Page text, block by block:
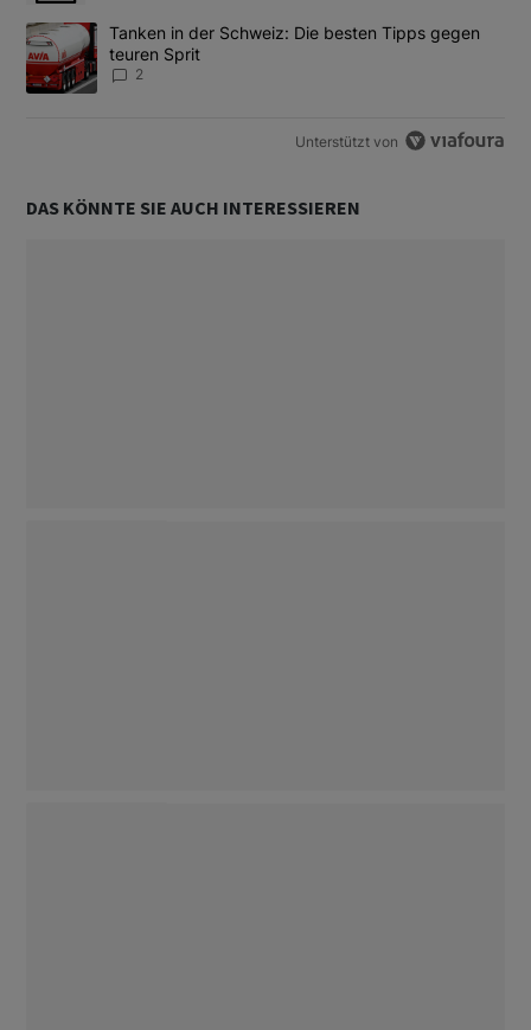
Ein Trendartikel mit dem Titel "Tanken in der Schweiz: Die
Tanken in der Schweiz: Die besten Tipps gegen
teuren Sprit
2
Unterstützt von
DAS KÖNNTE SIE AUCH INTERESSIEREN